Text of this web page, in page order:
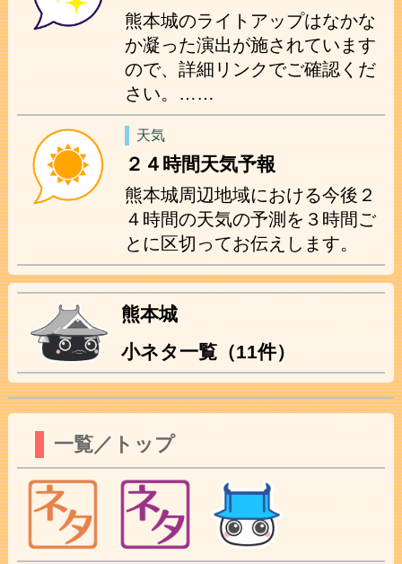
熊本城のライトアップはなかな
か凝った演出が施されています
ので、詳細リンクでご確認くだ
さい。……
天気
２４時間天気予報
熊本城周辺地域における今後２
４時間の天気の予測を３時間ご
とに区切ってお伝えします。
熊本城
小ネタ一覧（11件）
一覧／トップ